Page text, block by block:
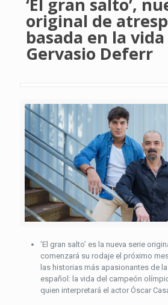
‘El gran salto’,
original de
basada en la
Gervasio Deferr
‘El gran salto’ es la nueva serie
comenzará su rodaje el próximo
las historias más apasionantes de
español: la vida del campeón
quien interpretará el actor Óscar